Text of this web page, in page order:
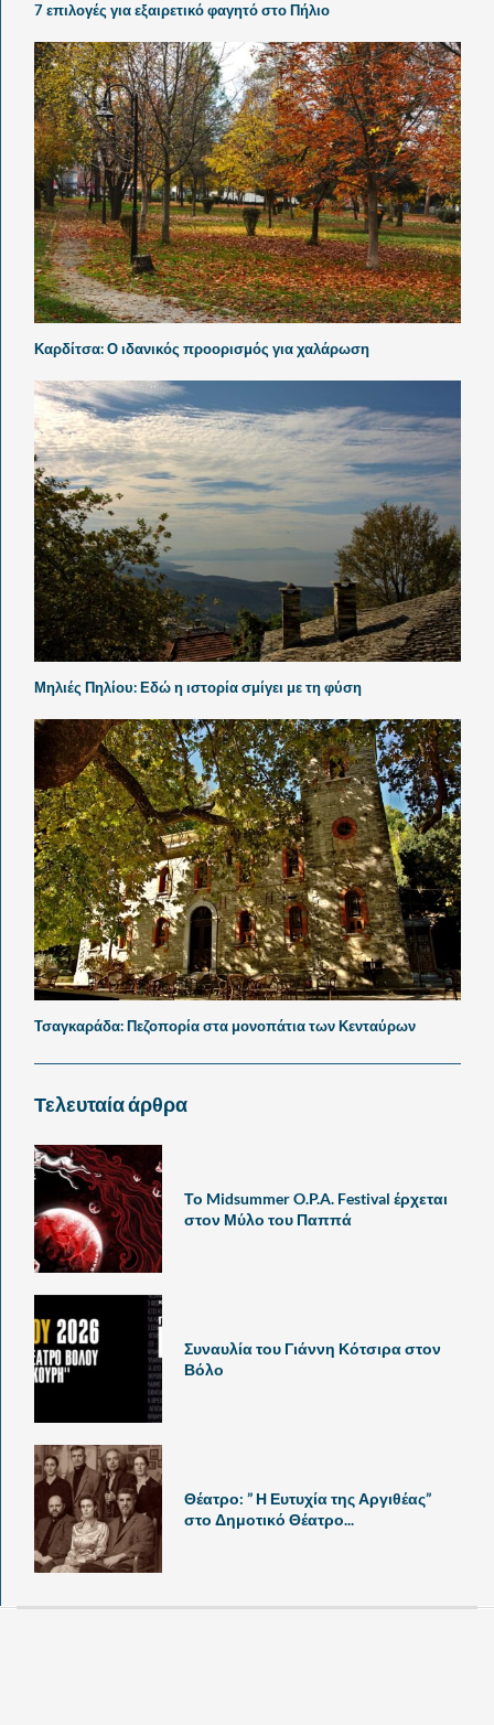
7 επιλογές για εξαιρετικό φαγητό στο Πήλιο
Καρδίτσα: Ο ιδανικός προορισμός για χαλάρωση
Μηλιές Πηλίου: Εδώ η ιστορία σμίγει με τη φύση
Τσαγκαράδα: Πεζοπορία στα μονοπάτια των Κενταύρων
Τελευταία άρθρα
Το Midsummer O.P.A. Festival έρχεται
στον Μύλο του Παππά
Συναυλία του Γιάννη Κότσιρα στον
Βόλο
Θέατρο: ” Η Ευτυχία της Αργιθέας”
στο Δημοτικό Θέατρο...